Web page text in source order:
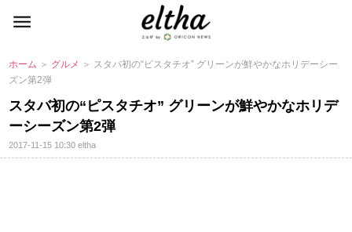
ホーム ＞ グルメ ＞ スタバ初の“ピスタチオ” グリーンが鮮やかなホリデーシー
ズン第2弾
スタバ初の“ピスタチオ” グリーンが鮮やかなホリデ
ーシーズン第2弾
2017-11-15 10:30eltha